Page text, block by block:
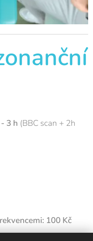
3 h (BBC scan + 2h
100 Kč